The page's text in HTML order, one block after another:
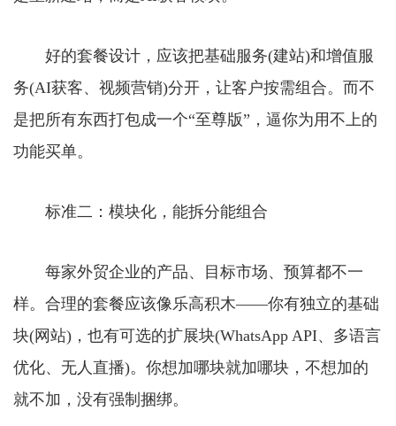
好的套餐设计，应该把基础服务(建站)和增值服
务(AI获客、视频营销)分开，让客户按需组合。而不
是把所有东西打包成一个“至尊版”，逼你为用不上的
功能买单。
标准二：模块化，能拆分能组合
每家外贸企业的产品、目标市场、预算都不一
样。合理的套餐应该像乐高积木——你有独立的基础
块(网站)，也有可选的扩展块(WhatsApp API、多语言
优化、无人直播)。你想加哪块就加哪块，不想加的
就不加，没有强制捆绑。